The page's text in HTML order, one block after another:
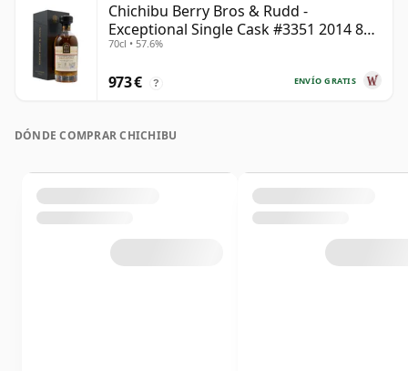
Chichibu Berry Bros & Rudd -
Exceptional Single Cask #3351 2014 8
años
70cl • 57.6%
ENVÍO GRATIS
973 € ?
DÓNDE COMPRAR CHICHIBU